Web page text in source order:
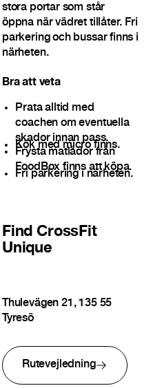
stora portar som står
öppna när vädret tillåter. Fri
parkering och bussar finns i
närheten.
Bra att veta
Prata alltid med
coachen om eventuella
skador innan pass.
Kök med micro finns.
Frysta matlådor från
FoodBox finns att köpa.
Fri parkering i närheten.
FindCrossFit
Unique
Thulevägen 21, 135 55
Tyresö
Rutevejledning